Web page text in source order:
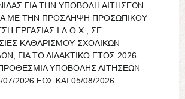
ΓΙΑ ΤΗΝ ΥΠΟΒΟΛΗ ΑΙΤΗΣΕΩΝ
ΜΕ ΤΗΝ ΠΡΟΣΛΗΨΗ ΠΡΟΣΩΠΙΚΟΥ
ΕΡΓΑΣΙΑΣ Ι.Δ.Ο.Χ., ΣΕ
ΚΑΘΑΡΙΣΜΟΥ ΣΧΟΛΙΚΩΝ
ΓΙΑ ΤΟ ΔΙΔΑΚΤΙΚΟ ΕΤΟΣ 2026
ΥΠΟΒΟΛΗΣ ΑΙΤΗΣΕΩΝ
2026 ΕΩΣ ΚΑΙ 05/08/2026